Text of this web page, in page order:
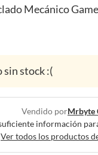
Mecánico
sin stock :(
Vendido porMrbyte
información
Ver todos los productos